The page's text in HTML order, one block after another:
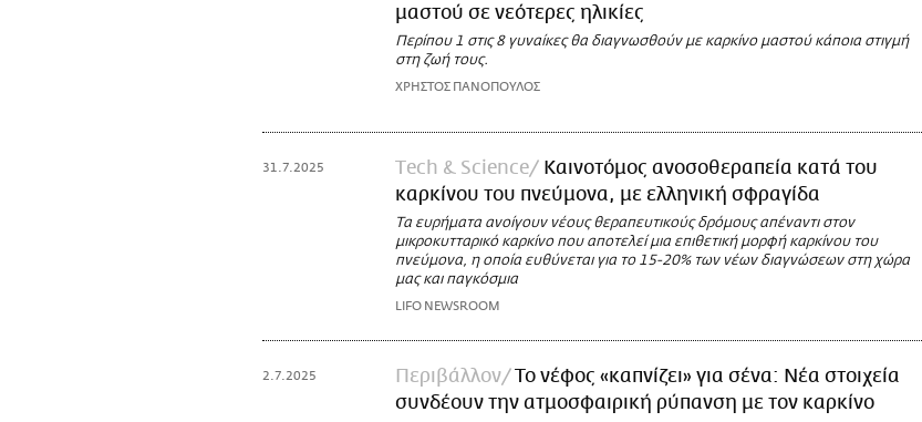
μαστού σε νεότερες ηλικίες
Περίπου 1 στις 8 γυναίκες θα διαγνωσθούν με καρκίνο μαστού κάποια στιγμή
στη ζωή τους.
ΧΡΗΣΤΟΣ ΠΑΝΟΠΟΥΛΟΣ
31.7.2025 Τech & Science
Καινοτόμος ανοσοθεραπεία κατά του
καρκίνου του πνεύμονα, με ελληνική σφραγίδα
Τα ευρήματα ανοίγουν νέους θεραπευτικούς δρόμους απέναντι στον
μικροκυτταρικό καρκίνο που αποτελεί μια επιθετική μορφή καρκίνου του
πνεύμονα, η οποία ευθύνεται για το 15-20% των νέων διαγνώσεων στη χώρα
μας και παγκόσμια
LIFO NEWSROOM
2.7.2025 Περιβάλλον Το νέφος «καπνίζει» για σένα: Νέα στοιχεία
συνδέουν την ατμοσφαιρική ρύπανση με τον καρκίνο